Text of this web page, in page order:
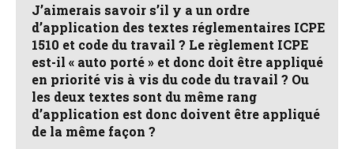
J’aimerais savoir s’il y a un ordre
d’application des textes réglementaires ICPE
1510 et code du travail ? Le règlement ICPE
est-il « auto porté » et donc doit être appliqué
en priorité vis à vis du code du travail ? Ou
les deux textes sont du même rang
d’application est donc doivent être appliqué
de la même façon ?